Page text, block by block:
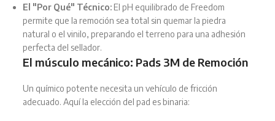
El "Por Qué" Técnico:El pH equilibrado de Freedom
permite que la remoción sea total sin quemar la piedra
natural o el vinilo, preparando el terreno para una adhesión
perfecta del sellador.
El músculo mecánico: Pads 3M de Remoción
Un químico potente necesita un vehículo de fricción
adecuado. Aquí la elección del pad es binaria: